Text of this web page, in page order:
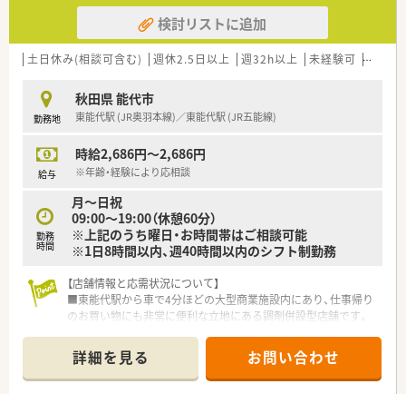
【想定される業務内容】
■総合医療センターから応需する多岐にわたる処方箋の調剤、監
査、服薬指導が中心業務です。
薬管理指導も行います。
■地域のかかりつけ薬剤師として、患者様の健康相談にも積極的
に応じていただきます。
検討リストに追加
土日休み(相談可含む) 週休2.5日以上 週32h以上 未経験可 ブラン
勤務地
秋田県 能代市
東能代駅 (JR奥羽本線)／東能代駅 (JR五能線)
給与
時給2,686円～2,686円
※年齢・経験により応相談
勤務
時間
月～日祝
09:00～19:00（休憩60分）
※上記のうち曜日・お時間帯はご相談可能
※1日8時間以内、週40時間以内のシフト制勤務
【店舗情報と応需状況について】
■東能代駅から車で4分ほどの大型商業施設内にあり、仕事帰り
のお買い物にも非常に便利な立地にある調剤併設型店舗です。
に偏ることなく幅広い内容の処方箋に触れることが可能です。
■薬剤師は常勤1名と調剤事務2名が在籍しており、少人数の体
制ながらも大手チェーンならではのサポート体制が整っていま
詳細を見る お問い合わせ